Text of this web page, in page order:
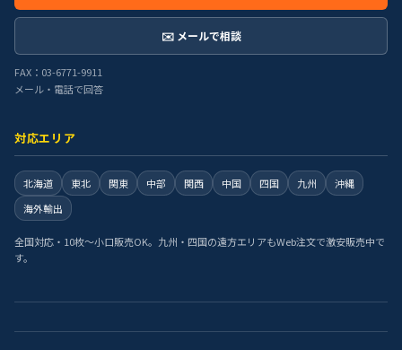
✉️ メールで相談
FAX：03-6771-9911
メール・電話で回答
対応エリア
北海道 東北 関東 中部 関西 中国 四国 九州
沖縄
海外輸出
全国対応・10枚〜小口販売OK。九州・四国の遠方エリアもWeb注文で激安販売中で
す。